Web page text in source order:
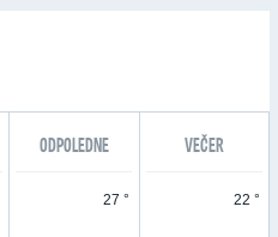
ODPOLEDNE VEČER
27 ° 22 °